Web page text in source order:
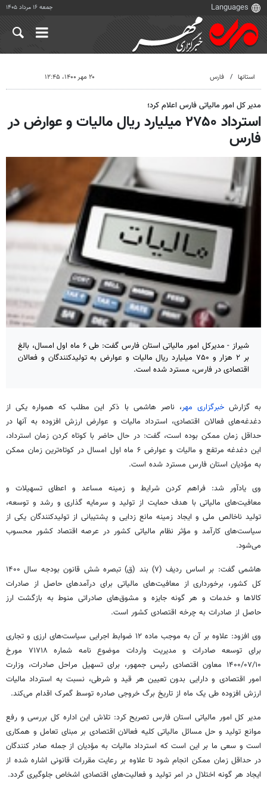
جمعه ۱۶ مرداد ۱۴۰۵
استانها فارس ۲۰ مهر ۱۴۰۰، ۱۲:۴۵
مدیر کل امور مالیاتی فارس اعلام کرد؛
استرداد ۲۷۵۰ میلیارد ریال مالیات و عوارض در
فارس
شیراز - مدیرکل امور مالیاتی استان فارس گفت: طی ۶ ماه اول امسال، بالغ
بر ۲ هزار و ۷۵۰ میلیارد ریال مالیات و عوارض به تولیدکنندگان و فعالان
اقتصادی در فارس، مسترد شده است.
به گزارشخبرگزاری مهر، ناصر هاشمی با ذکر این مطلب که همواره یکی از
دغدغه‌های فعالان اقتصادی، استرداد مالیات و عوارض ارزش افزوده به آنها در
حداقل زمان ممکن بوده است، گفت: در حال حاضر با کوتاه کردن زمان استرداد،
این دغدغه مرتفع و مالیات و عوارض ۶ ماه اول امسال در کوتاه‌ترین زمان ممکن
به مؤدیان استان فارس مسترد شده است.
وی یادآور شد: فراهم کردن شرایط و زمینه مساعد و اعطای تسهیلات و
معافیت‌های مالیاتی با هدف حمایت از تولید و سرمایه گذاری و رشد و توسعه،
تولید ناخالص ملی و ایجاد زمینه مانع زدایی و پشتیبانی از تولیدکنندگان یکی از
سیاست‌های کارآمد و مؤثر نظام مالیاتی کشور در عرصه اقتصاد کشور محسوب
می‌شود.
هاشمی گفت: بر اساس ردیف (۷) بند (
ق)
تبصره شش قانون بودجه سال ۱۴۰۰
کل کشور، برخورداری از معافیت‌های مالیاتی برای درآمدهای حاصل از صادرات
کالاها و خدمات و هر گونه جایزه و مشوق‌های صادراتی منوط به بازگشت ارز
حاصل از صادرات به چرخه اقتصادی کشور است.
وی افزود: علاوه بر آن به موجب ماده ۱۲ ضوابط اجرایی سیاست‌های ارزی و تجاری
برای توسعه صادرات و مدیریت واردات موضوع نامه شماره ۷۱۷۱۸ مورخ
۱۰/‏۰۷/‏۱۴۰۰‬ معاون اقتصادی رئیس جمهور، برای تسهیل مراحل صادرات، وزارت
امور اقتصادی و دارایی بدون تعیین هر قید و شرطی، نسبت به استرداد مالیات
ارزش افزوده طی یک ماه از تاریخ برگ خروجی صادره توسط گمرک اقدام می‌کند.
مدیر کل امور مالیاتی استان فارس تصریح کرد: تلاش این اداره کل بررسی و رفع
موانع تولید و حل مسائل مالیاتی کلیه فعالان اقتصادی بر مبنای تعامل و همکاری
است و سعی ما بر این است که استرداد مالیات به مؤدیان از جمله صادر کنندگان
در حداقل زمان ممکن انجام شود تا علاوه بر رعایت مقررات قانونی اشاره شده از
ایجاد هر گونه اختلال در امر تولید و فعالیت‌های اقتصادی اشخاص جلوگیری گردد.